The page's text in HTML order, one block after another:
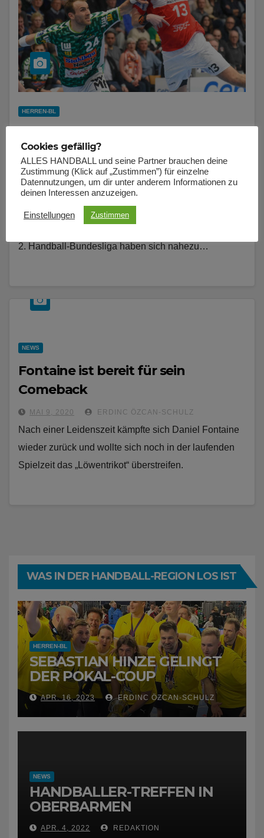
HERREN-BL
DIE SOMMERPAUSE
MAI 9, 2020 ERDINC ÖZCAN-SCHULZ
Was das vorzeitige Saisonende für den Bergischen
HC bedeutet und welche Schlüsse Trainer Sebastian
2. Handball-Bundesliga haben sich nahezu…
NEWS
Fontaine ist bereit für sein
Comeback
MAI 9, 2020 ERDINC ÖZCAN-SCHULZ
Nach einer Leidenszeit kämpfte sich Daniel Fontaine
wieder zurück und wollte sich noch in der laufenden
Spielzeit das „Löwentrikot“ überstreifen.
WAS IN DER HANDBALL-REGION LOS IST
HERREN-BL
SEBASTIAN HINZE GELINGT
DER POKAL-COUP
APR. 16, 2023 ERDINC ÖZCAN-SCHULZ
NEWS
HANDBALLER-TREFFEN IN
OBERBARMEN
APR. 4, 2022 REDAKTION
Cookies gefällig?
ALLES HANDBALL und seine Partner brauchen deine
Zustimmung (Klick auf „Zustimmen”) für einzelne
Datennutzungen, um dir unter anderem Informationen zu
deinen Interessen anzuzeigen.
Einstellungen Zustimmen